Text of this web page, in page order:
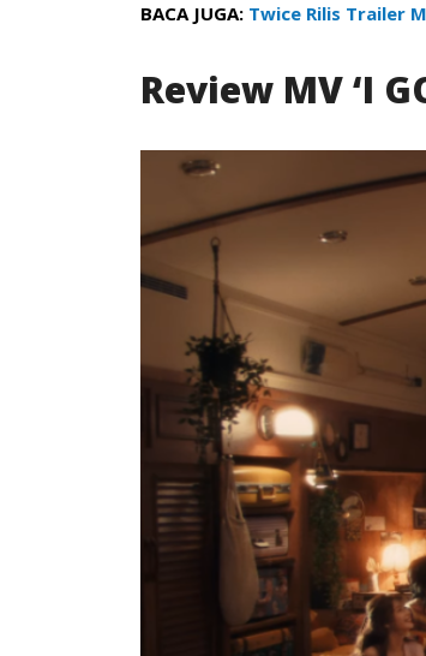
BACA JUGA: Twice Rilis Trailer
Review MV ‘I